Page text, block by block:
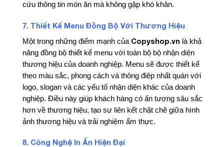
cứu thông tin món ăn mà không gặp khó khăn.
7. Thiết Kế Menu Đồng Bộ Với Thương Hiệu
Một trong những điểm mạnh của Copyshop.vn là khả
năng đồng bộ thiết kế menu với toàn bộ bộ nhận diện
thương hiệu của doanh nghiệp. Menu sẽ được thiết kế
theo màu sắc, phong cách và thông điệp nhất quán với
logo, slogan và các yếu tố nhận diện khác của doanh
nghiệp. Điều này giúp khách hàng có ấn tượng sâu sắc
hơn về thương hiệu, tạo sự liên kết chặt chẽ giữa hình
ảnh thương hiệu và trải nghiệm ẩm thực.
8. Công Nghệ In Ấn Hiện Đại